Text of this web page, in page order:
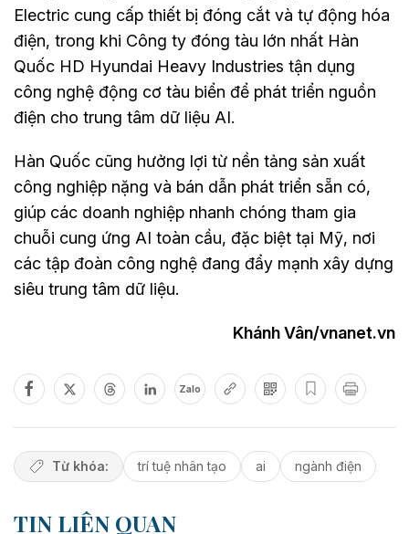
Electric cung cấp thiết bị đóng cắt và tự động hóa
điện, trong khi Công ty đóng tàu lớn nhất Hàn
Quốc HD Hyundai Heavy Industries tận dụng
công nghệ động cơ tàu biển để phát triển nguồn
điện cho trung tâm dữ liệu AI.
Hàn Quốc cũng hưởng lợi từ nền tảng sản xuất
công nghiệp nặng và bán dẫn phát triển sẵn có,
giúp các doanh nghiệp nhanh chóng tham gia
chuỗi cung ứng AI toàn cầu, đặc biệt tại Mỹ, nơi
các tập đoàn công nghệ đang đẩy mạnh xây dựng
siêu trung tâm dữ liệu.
Khánh Vân/vnanet.vn
Zalo
Từ khóa: trí tuệ nhân tạo ai ngành điện
TIN LIÊN QUAN